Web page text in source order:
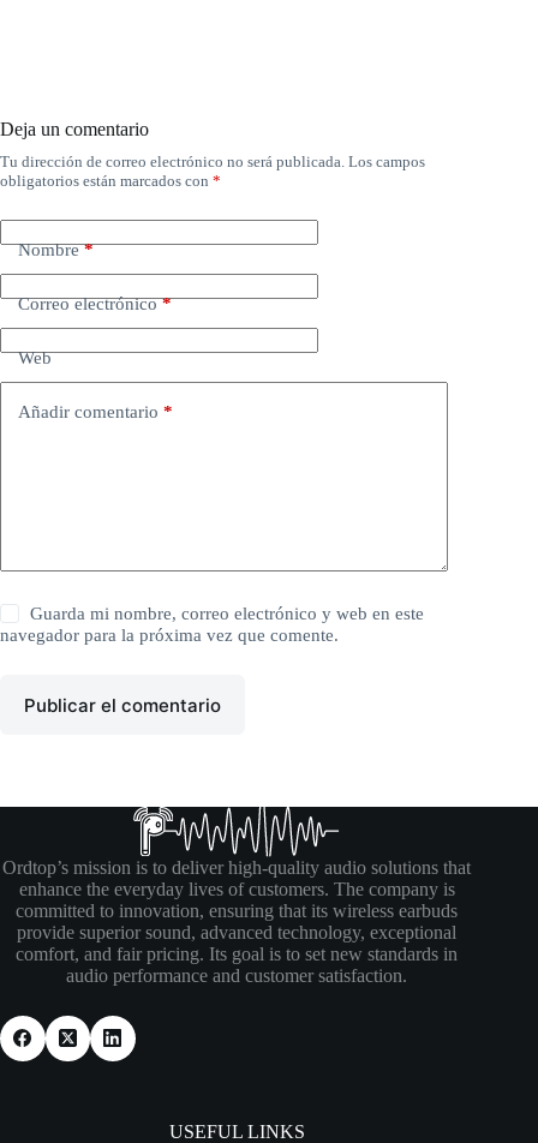
Deja un comentario
Tu dirección de correo electrónico no será publicada. Los campos
obligatorios están marcados con *
Nombre*
Correo electrónico*
Web
Añadir comentario *
Guarda mi nombre, correo electrónico y web en este
navegador para la próxima vez que comente.
Publicar el comentario
Ordtop’s mission is to deliver high-quality audio solutions that
enhance the everyday lives of customers. The company is
committed to innovation, ensuring that its wireless earbuds
provide superior sound, advanced technology, exceptional
comfort, and fair pricing. Its goal is to set new standards in
audio performance and customer satisfaction.
USEFUL LINKS